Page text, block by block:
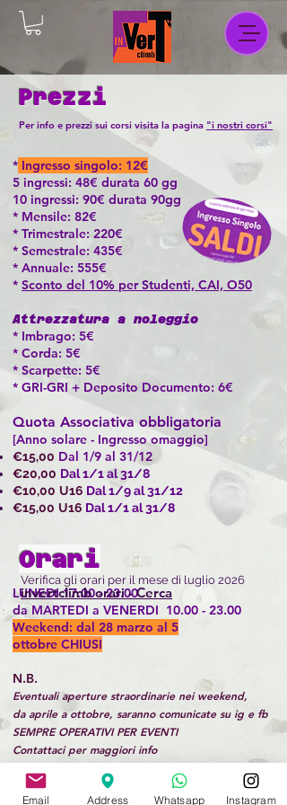
* Ingresso singolo: 12€
5 ingressi: 48€ durata 60 gg
10 ingressi: 90€ durata 90gg
* Mensile: 82€
* Trimestrale: 220€
* Semestrale: 435€
* Annuale: 555€
* Sconto del 10% per Studenti, CAI, O50
Attrezzatura a noleggio
* Imbrago: 5€
* Corda: 5€
* Scarpette: 5€
* GRI-GRI + Deposito Documento: 6€
Quota Associativa obbligatoria
[Anno solare - Ingresso omaggio]
€15,00 Dal 1/9 al 31/12
€20,00 Dal 1/1 al 31/8
€10,00 U16 Dal 1/9 al 31/12
€15,00 U16 Dal 1/1 al 31/8
LUNEDI17.00 - 23.00
da MARTEDI a VENERDI 10.00 - 23.00
Weekend: dal 28 marzo al 5
ottobre CHIUSI
N.B.
Eventuali aperture straordinarie nei weekend,
da aprile a ottobre, saranno comunicate su ig e fb
SEMPRE OPERATIVI PER EVENTI
Contattaci per maggiori info
Seguiteci sui canali social per rimanere
sempre aggiornati.
Verifica gli orari per il mese di luglio 2026
invertclimb orari - Cerca
Orari
Prezzi
Per info e prezzi sui corsi visita la pagina "i nostri corsi"
Email Address Whatsapp Instagram